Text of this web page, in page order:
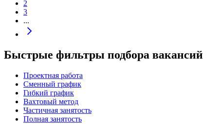
2
3
...
Быстрые фильтры подбора вакансий
Проектная работа
Сменный график
Гибкий график
Вахтовый метод
Частичная занятость
Полная занятость